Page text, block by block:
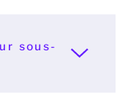
sous-